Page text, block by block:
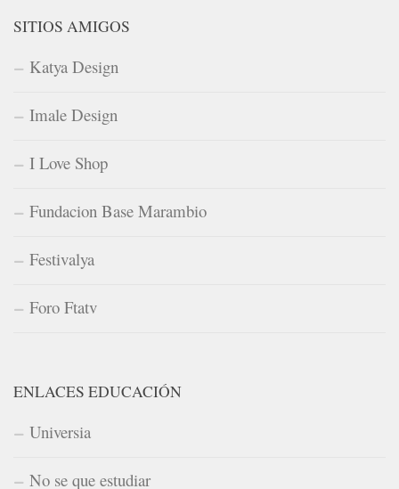
SITIOS AMIGOS
Katya Design
Imale Design
I Love Shop
Fundacion Base Marambio
Festivalya
Foro Ftatv
ENLACES EDUCACIÓN
Universia
No se que estudiar